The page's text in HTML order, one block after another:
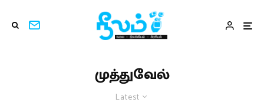
முத்துவேல்
Latest